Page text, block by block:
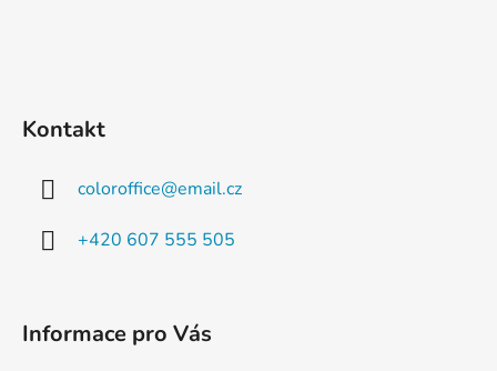
Kontakt
coloroffice@email.cz
+420 607 555 505
Informace pro Vás